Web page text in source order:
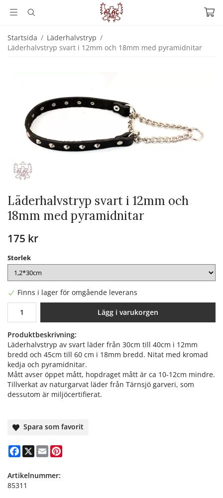
Startsida / Läderhalvstryp /
Läderhalvstryp svart i 12mm och 18mm med pyramidnitar
Läderhalvstryp svart i 12mm och
18mm med pyramidnitar
175 kr
Storlek
Finns i lager för omgående leverans
Lägg i varukorgen
Produktbeskrivning:
Läderhalvstryp av svart läder från 30cm till 40cm i 12mm
bredd och 45cm till 60 cm i 18mm bredd. Nitat med kromad
kedja och pyramidnitar.
Mått avser öppet mått, hopdraget mått är ca 10-12cm mindre.
Tillverkat av naturgarvat läder från Tärnsjö garveri, som
dessutom är miljöcertifierat.
Spara som favorit
Facebook
X Email
Artikelnummer:
85311